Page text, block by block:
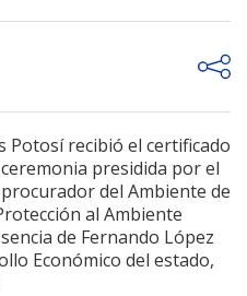
Potosí recibió el certificado
presidida por el
del Ambiente de
al Ambiente
de Fernando López
Económico del estado,